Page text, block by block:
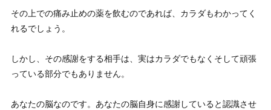
その上での痛み止めの薬を飲むのであれば、カラダもわかってく
れるでしょう。
しかし、その感謝をする相手は、実はカラダでもなくそして頑張
っている部分でもありません。
あなたの脳なのです。 あなたの脳自身に感謝していると認識させ